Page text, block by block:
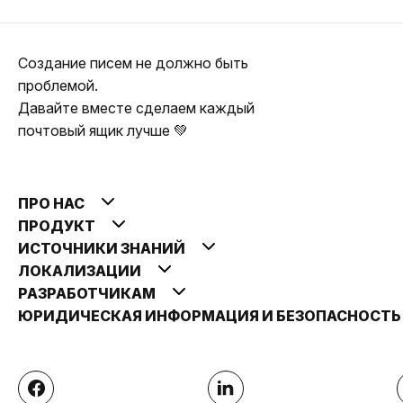
Создание писем не должно быть
проблемой.
Давайте вместе сделаем каждый
почтовый ящик лучше 💚
ПРО НАС
ПРОДУКТ
ИСТОЧНИКИ ЗНАНИЙ
ЛОКАЛИЗАЦИИ
РАЗРАБОТЧИКАМ
ЮРИДИЧЕСКАЯ ИНФОРМАЦИЯ И БЕЗОПАСНОСТЬ